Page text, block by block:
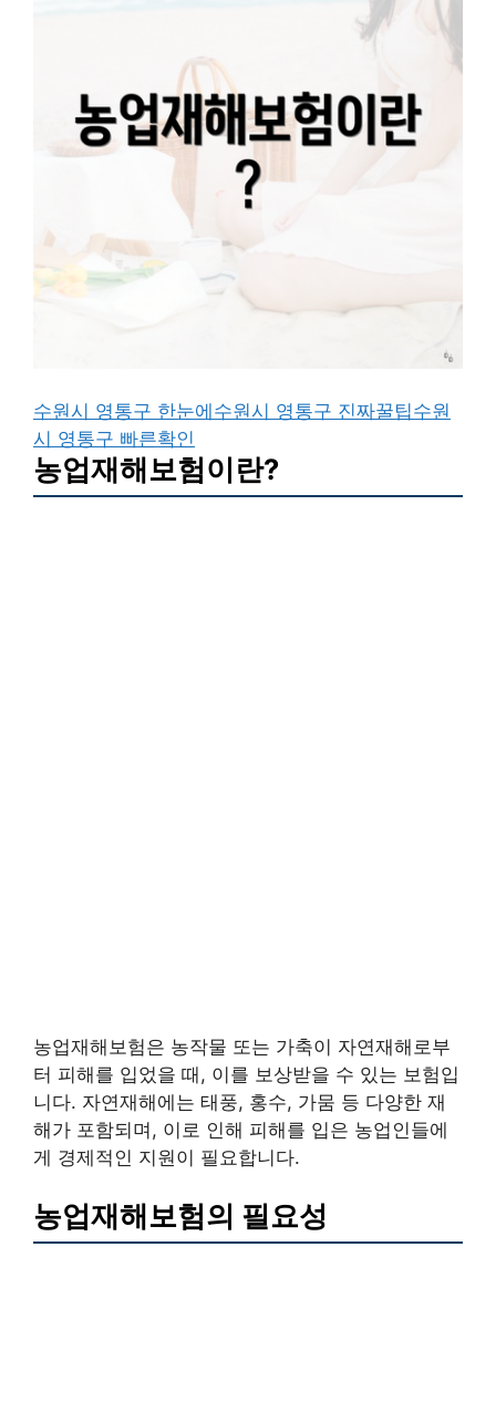
수원시 영통구 한눈에수원시 영통구 진짜꿀팁수원
시 영통구 빠른확인
농업재해보험이란?
농업재해보험은 농작물 또는 가축이 자연재해로부
터 피해를 입었을 때, 이를 보상받을 수 있는 보험입
니다. 자연재해에는 태풍, 홍수, 가뭄 등 다양한 재
해가 포함되며, 이로 인해 피해를 입은 농업인들에
게 경제적인 지원이 필요합니다.
농업재해보험의 필요성